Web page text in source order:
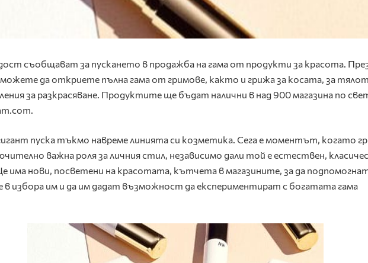
съобщават за пускането в продажба на гама от продукти за красота .
да откриете пълна гама от гримове, както и грижа за косата, за
за разкрасяване . Продуктите ще бъдат налични в над 900 магазина по
пуска тъкмо навреме линията си козметика. Сега е моментът, когато
важна роля за личния стил, независимо дали той е естествен,
има нови, посветени на красотата, кътчета в магазините, за да
в избора им и да им дадат възможност да експериментират с богатата гама